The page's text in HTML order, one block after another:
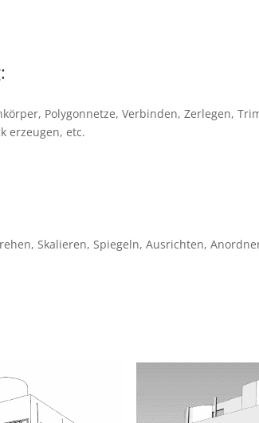
Polygonnetze, Verbinden, Zerlegen,
erzeugen, etc.
Skalieren, Spiegeln, Ausrichten,